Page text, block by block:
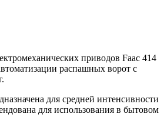
приводов Faac 414
распашных ворот c
для средней интенсивности
для использования в бытовом